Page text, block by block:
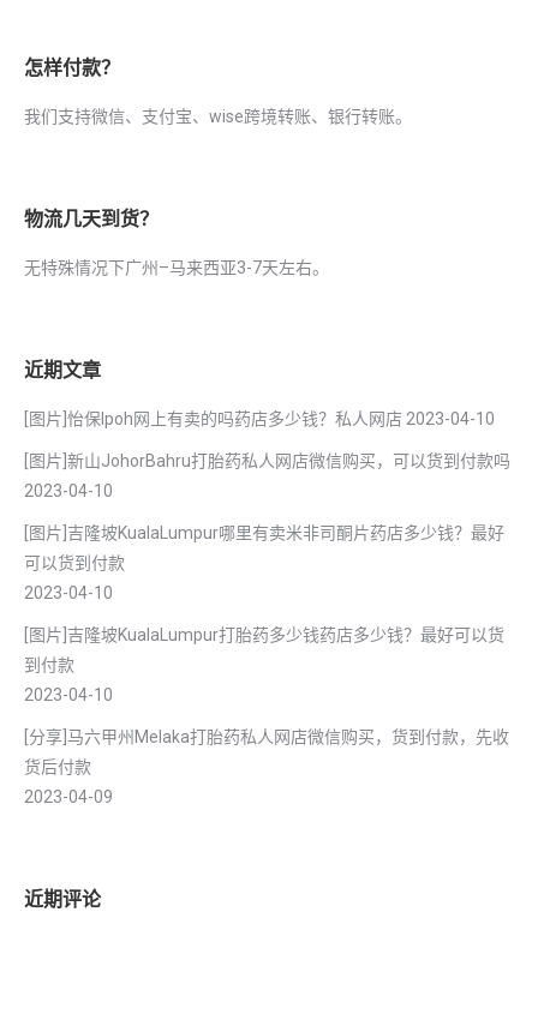
怎样付款？
我们支持微信、支付宝、wise跨境转账、银行转账。
物流几天到货？
无特殊情况下广州–马来西亚3-7天左右。
近期文章
[图片]怡保lpoh网上有卖的吗药店多少钱？私人网店 2023-04-10
[图片]新山JohorBahru打胎药私人网店微信购买，可以货到付款吗
2023-04-10
[图片]吉隆坡KualaLumpur哪里有卖米非司酮片药店多少钱？最好
可以货到付款
2023-04-10
[图片]吉隆坡KualaLumpur打胎药多少钱药店多少钱？最好可以货
到付款
2023-04-10
[分享]马六甲州Melaka打胎药私人网店微信购买，货到付款，先收
货后付款
2023-04-09
近期评论